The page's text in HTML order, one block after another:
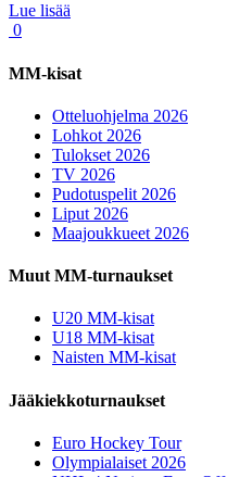
Lue lisää
0
MM-kisat
Otteluohjelma 2026
Lohkot 2026
Tulokset 2026
TV 2026
Pudotuspelit 2026
Liput 2026
Maajoukkueet 2026
Muut MM-turnaukset
U20 MM-kisat
U18 MM-kisat
Naisten MM-kisat
Jääkiekkoturnaukset
Euro Hockey Tour
Olympialaiset 2026